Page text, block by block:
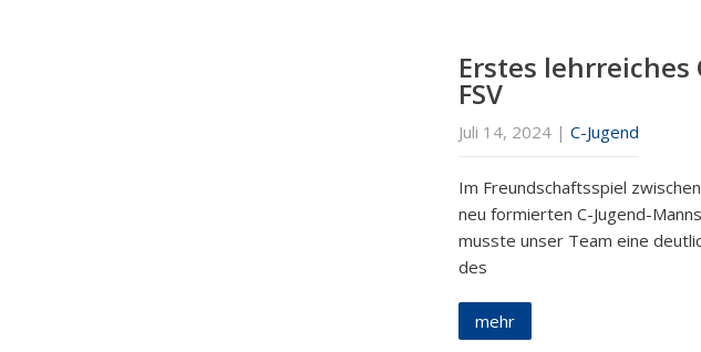
Erstes lehrreiches
FSV
Juli 14, 2024| C-Jugend
Im Freundschaftsspiel
neu formierten C-Jugend-
musste unser Team eine
des
mehr